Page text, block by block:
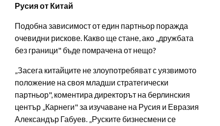
Русия от Китай
Подобна зависимост от един партньор поражда
очевидни рискове. Какво ще стане, ако „дружбата
без граници" бъде помрачена от нещо?
„Засега китайците не злоупотребяват с уязвимото
положение на своя младши стратегически
партньор", коментира директорът на берлинския
център „Карнеги" за изучаване на Русия и Евразия
Александър Габуев. „Руските бизнесмени се